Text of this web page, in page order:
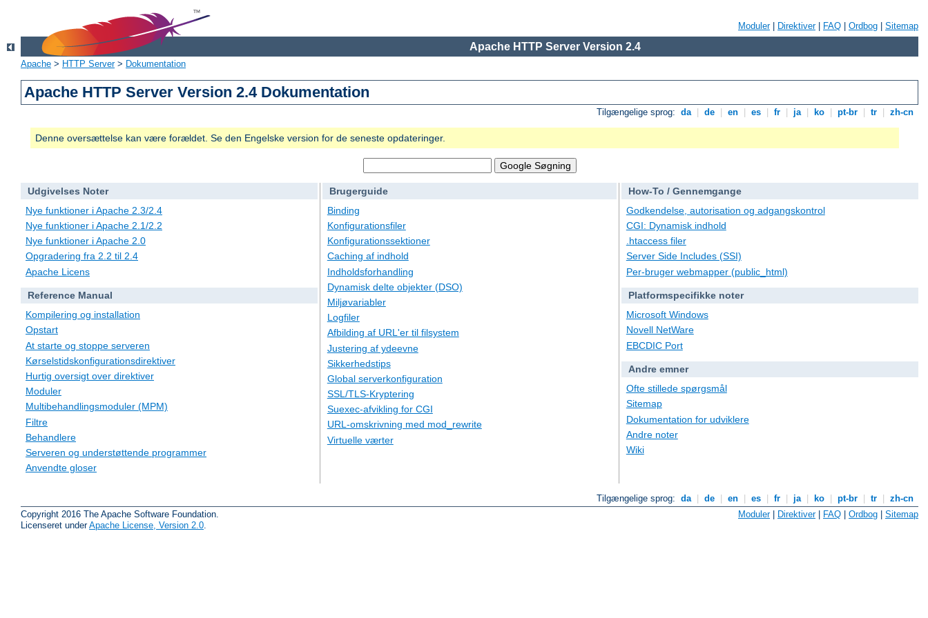
Moduler| Direktiver| FAQ Ordbog Sitemap
Apache HTTP Server Version 2.4
Apache > HTTP Server> Dokumentation
Apache HTTP Server Version 2.4 Dokumentation
Tilgængelige sprog: da de en es fr ja ko pt-br tr zh-cn
Denne oversættelse kan være forældet. Se den Engelske version for de seneste opdateringer.
Udgivelses Noter
Nye funktioner i Apache 2.3/2.4
Nye funktioner i Apache 2.1/2.2
Nye funktioner i Apache 2.0
Opgradering fra 2.2 til 2.4
Apache Licens
Reference Manual
Kompilering og installation
Opstart
At starte og stoppe serveren
Kørselstidskonfigurationsdirektiver
Hurtig oversigt over direktiver
Moduler
Multibehandlingsmoduler (MPM)
Filtre
Behandlere
Serveren og understøttende programmer
Anvendte gloser
Brugerguide
Binding
Konfigurationsfiler
Konfigurationssektioner
Caching af indhold
Indholdsforhandling
Dynamisk delte objekter (DSO)
Miljøvariabler
Logfiler
Afbilding af URL'er til filsystem
Justering af ydeevne
Sikkerhedstips
Global serverkonfiguration
SSL/TLS-Kryptering
Suexec-afvikling for CGI
URL-omskrivning med mod_rewrite
Virtuelle værter
How-To / Gennemgange
Godkendelse, autorisation og adgangskontrol
CGI: Dynamisk indhold
.htaccess filer
Server Side Includes (SSI)
Per-bruger webmapper (public_html)
Platformspecifikke noter
Microsoft Windows
Novell NetWare
EBCDIC Port
Andre emner
Ofte stillede spørgsmål
Sitemap
Dokumentation for udviklere
Andre noter
Wiki
Tilgængelige sprog: da de en es fr ja ko pt-br tr
zh-cn
Copyright 2016 The Apache Software Foundation.
Licenseret underApache License, Version 2.0
Moduler| Direktiver| FAQ | Ordbog | Sitemap